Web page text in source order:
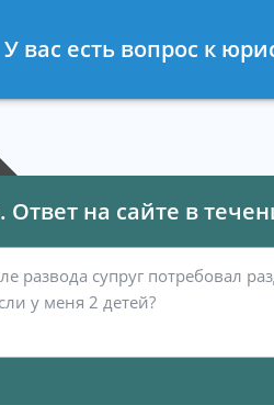
праву
на сайте в
У вас есть вопрос к